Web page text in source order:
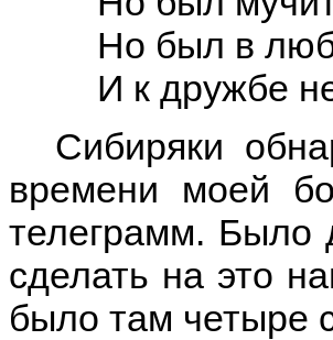
Но был в
И к дружбе
Сибиряки
времени моей
телеграмм. Было
сделать на это
было там четыре